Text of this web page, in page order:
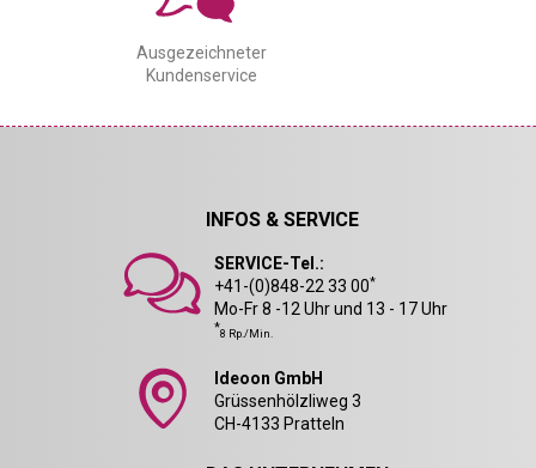
Ausgezeichneter
Kundenservice
INFOS & SERVICE
SERVICE-Tel.:
+41-(0)848-22 33 00*
Mo-Fr 8 -12 Uhr und 13 - 17 Uhr
*8 Rp./Min.
Ideoon GmbH
Grüssenhölzliweg 3
CH-4133 Pratteln